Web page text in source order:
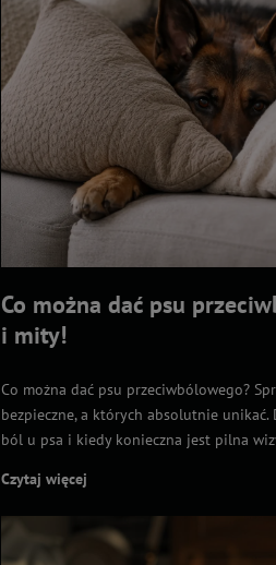
Co można dać psu
i mity!
Co można dać psu przeciwbólowego?
bezpieczne, a których absolutnie unikać.
ból u psa i kiedy konieczna jest pilna
Czytaj więcej